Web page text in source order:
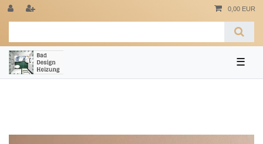
0,00 EUR
☰